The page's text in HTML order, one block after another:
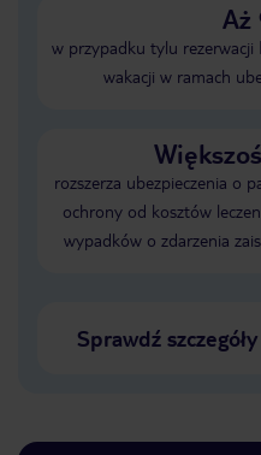
Aż
w przypadku tylu
wakacji w ramach
rozszerza ubezpieczenia o
ochrony od kosztów
wypadków o zdarzenia
Sprawdź